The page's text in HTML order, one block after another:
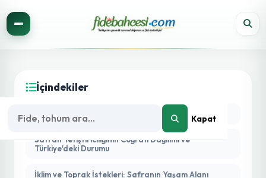
Kapat
İçindekiler
Safran: Kırmızı Altının Botanik Kimliği ve Değeri
Safran Yetiştiriciliğinin Coğrafi Dağılımı ve
Türkiye'deki Durumu